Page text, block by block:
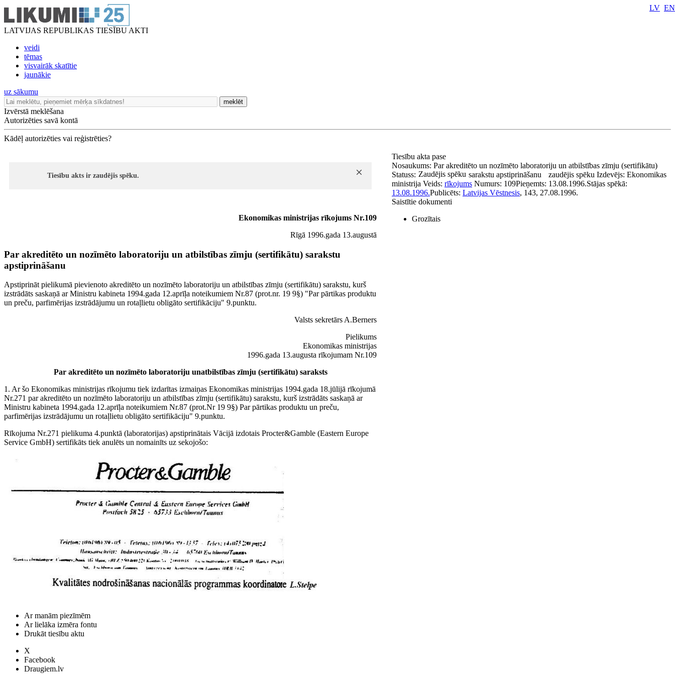
LATVIJAS REPUBLIKAS TIESĪBU AKTI
veidi
tēmas
visvairāk skatītie
jaunākie
LV EN
uz sākumu
meklēt
Izvērstā meklēšana
Autorizēties savā kontā
Kādēļ autorizēties vai reģistrēties?
Tiesību akts ir zaudējis spēku.
Ekonomikas ministrijas rīkojums Nr.109
Rīgā 1996.gada 13.augustā
Par akreditēto un nozīmēto laboratoriju un atbilstības zīmju (sertifikātu) sarakstu
apstiprināšanu
Apstiprināt pielikumā pievienoto akreditēto un nozīmēto laboratoriju un atbilstības zīmju (sertifikātu) sarakstu, kurš
izstrādāts saskaņā ar Ministru kabineta 1994.gada 12.aprīļa noteikumiem Nr.87 (prot.nr. 19 9§) "Par pārtikas produktu
un preču, parfimērijas izstrādājumu un rotaļlietu obligāto sertifikāciju" 9.punktu.
Valsts sekretārs A.Berners
Pielikums
Ekonomikas ministrijas
1996.gada 13.augusta rīkojumam Nr.109
Par akreditēto un nozīmēto laboratoriju unatbilstības zīmju (sertifikātu) saraksts
1. Ar šo Ekonomikas ministrijas rīkojumu tiek izdarītas izmaiņas Ekonomikas ministrijas 1994.gada 18.jūlijā rīkojumā
Nr.271 par akreditēto un nozīmēto laboratoriju un atbilstības zīmju (sertifikātu) sarakstu, kurš izstrādāts saskaņā ar
Ministru kabineta 1994.gada 12.aprīļa noteikumiem Nr.87 (prot.Nr 19 9§) Par pārtikas produktu un preču,
parfimērijas izstrādājumu un rotaļlietu obligāto sertifikāciju" 9.punktu.
Rīkojuma Nr.271 pielikuma 4.punktā (laboratorijas) apstiprinātais Vācijā izdotais Procter&Gamble (Eastern Europe
Service GmbH) sertifikāts tiek anulēts un nomainīts uz sekojošo:
Tiesību akta pase
Nosaukums: Par akreditēto un nozīmēto laboratoriju un atbilstības zīmju (sertifikātu)
sarakstu apstiprināšanu
Statuss: Zaudējis spēku zaudējis spēku Izdevējs: Ekonomikas
ministrija Veids: rīkojums Numurs: 109Pieņemts: 13.08.1996.Stājas spēkā:
13.08.1996.Publicēts: Latvijas Vēstnesis, 143, 27.08.1996.
Saistītie dokumenti
Grozītais
Ar manām piezīmēm
Ar lielāka izmēra fontu
Drukāt tiesību aktu
X
Facebook
Draugiem.lv